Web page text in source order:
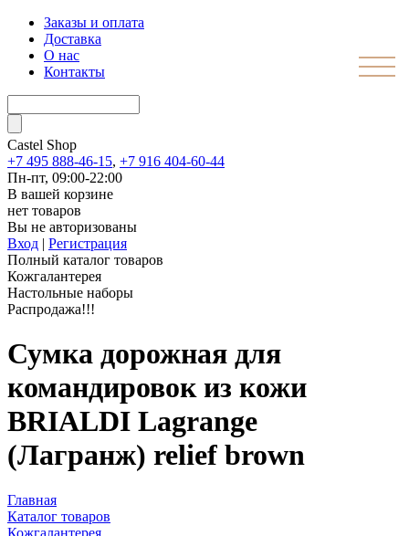
Заказы и оплата
Доставка
О нас
Контакты
Castel Shop
+7 495 888-46-15, +7 916 404-60-44
Пн-пт, 09:00-22:00
В вашей корзине
нет товаров
Вы не авторизованы
Вход | Регистрация
Полный каталог товаров
Кожгалантерея
Настольные наборы
Распродажа!!!
Сумка дорожная для
командировок из кожи
BRIALDI Lagrange
(Лагранж) relief brown
Главная
Каталог товаров
Кожгалантерея